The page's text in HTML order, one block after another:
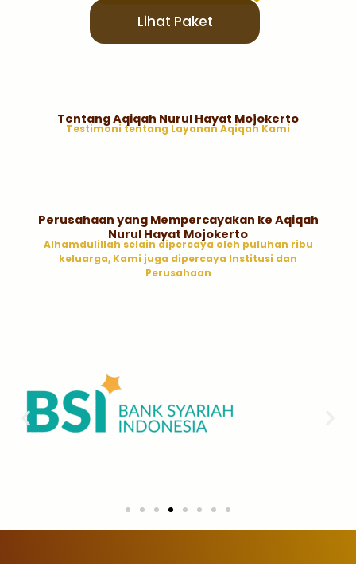
Lihat Paket
Tentang Aqiqah Nurul Hayat Mojokerto
Testimoni tentang Layanan Aqiqah Kami
Perusahaan yang Mempercayakan ke Aqiqah
Nurul Hayat Mojokerto
Alhamdulillah selain dipercaya oleh puluhan ribu
keluarga, Kami juga dipercaya Institusi dan
Perusahaan